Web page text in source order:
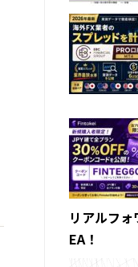
リアルフ
EA！